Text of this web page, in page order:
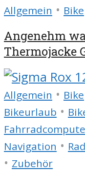
Allgemein • Bike
Angenehm
Thermojacke
Allgemein • Bike
Bikeurlaub •
Navigation •
• Zubehör